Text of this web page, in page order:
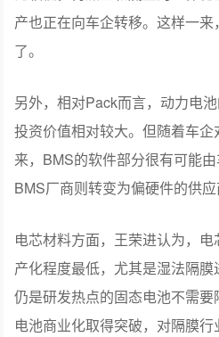
产也正在向车企转移。这样一
了。
另外，相对Pack而言，动力电
投资价值相对较大。但随着车
来，BMS的软件部分很有可能
BMS厂商则转变为偏硬件的供应
电芯材料方面，王荣进认为，
产化程度最低，尤其是湿法隔膜
仍是研发热点的固态电池不需
电池商业化取得突破，对隔膜